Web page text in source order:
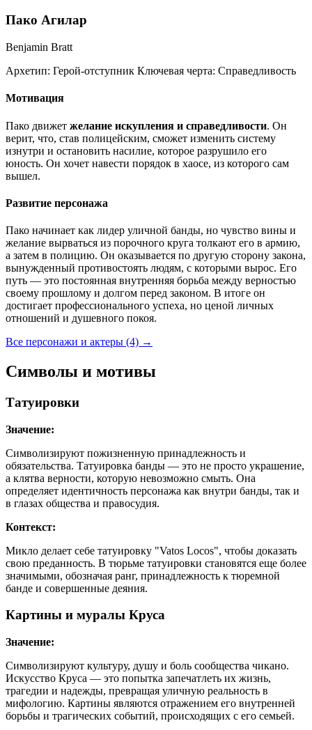
Пако Агилар
Benjamin Bratt
Архетип: Герой-отступник Ключевая черта: Справедливость
Мотивация
Пако движет желание искупления и справедливости. Он
верит, что, став полицейским, сможет изменить систему
изнутри и остановить насилие, которое разрушило его
юность. Он хочет навести порядок в хаосе, из которого сам
вышел.
Развитие персонажа
Пако начинает как лидер уличной банды, но чувство вины и
желание вырваться из порочного круга толкают его в армию,
а затем в полицию. Он оказывается по другую сторону закона,
вынужденный противостоять людям, с которыми вырос. Его
путь — это постоянная внутренняя борьба между верностью
своему прошлому и долгом перед законом. В итоге он
достигает профессионального успеха, но ценой личных
отношений и душевного покоя.
Все персонажи и актеры (4) →
Символы и мотивы
Татуировки
Значение:
Символизируют пожизненную принадлежность и
обязательства. Татуировка банды — это не просто украшение,
а клятва верности, которую невозможно смыть. Она
определяет идентичность персонажа как внутри банды, так и
в глазах общества и правосудия.
Контекст:
Микло делает себе татуировку "Vatos Locos", чтобы доказать
свою преданность. В тюрьме татуировки становятся еще более
значимыми, обозначая ранг, принадлежность к тюремной
банде и совершенные деяния.
Картины и муралы Круса
Значение:
Символизируют культуру, душу и боль сообщества чикано.
Искусство Круса — это попытка запечатлеть их жизнь,
трагедии и надежды, превращая уличную реальность в
мифологию. Картины являются отражением его внутренней
борьбы и трагических событий, происходящих с его семьей.